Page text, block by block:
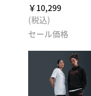
￥10,299
(税込)
セール価格